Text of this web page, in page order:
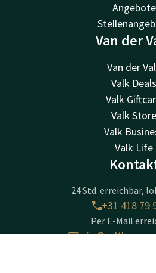
Angebote
Van der
Van der
Valk Deals
Valk
Valk Store
Valk
Valk Life
24 Std. erreichbar,
+31 418 79
Per E-Mail